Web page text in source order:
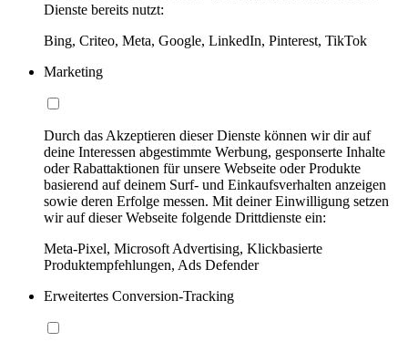
Dienste bereits nutzt:
Bing, Criteo, Meta, Google, LinkedIn, Pinterest, TikTok
Marketing
Durch das Akzeptieren dieser Dienste können wir dir auf
deine Interessen abgestimmte Werbung, gesponserte Inhalte
oder Rabattaktionen für unsere Webseite oder Produkte
basierend auf deinem Surf- und Einkaufsverhalten anzeigen
sowie deren Erfolge messen. Mit deiner Einwilligung setzen
wir auf dieser Webseite folgende Drittdienste ein:
Meta-Pixel, Microsoft Advertising, Klickbasierte
Produktempfehlungen, Ads Defender
Erweitertes Conversion-Tracking